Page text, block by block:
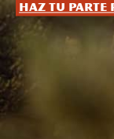
Haz tu parte